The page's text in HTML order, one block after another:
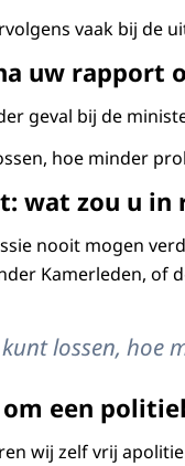
vaak bij de
uw rapport
geval bij de
hoe minder
wat zou u in
nooit mogen
Kamerleden, of
lossen,
een
wij zelf vrij